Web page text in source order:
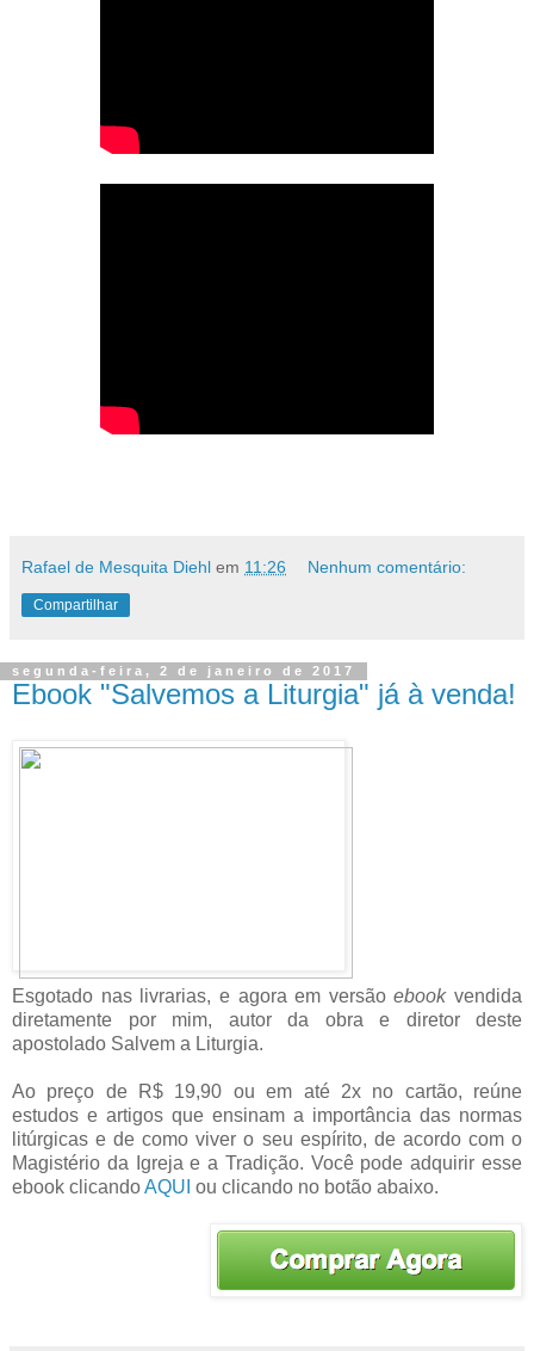
Rafael de Mesquita Diehl em 11:26 Nenhum comentário:
Compartilhar
segunda-feira, 2 de janeiro de 2017
Ebook "Salvemos a Liturgia" já à venda!
Esgotado nas livrarias, e agora em versãoebookvendida
diretamente por mim, autor da obra e diretor deste
apostolado Salvem a Liturgia.
Ao preço de R$ 19,90 ou em até 2x no cartão, reúne
estudos e artigos que ensinam a importância das normas
litúrgicas e de como viver o seu espírito, de acordo com o
Magistério da Igreja e a Tradição. Você pode adquirir esse
ebook clicandoAQUI ou clicando no botão abaixo.